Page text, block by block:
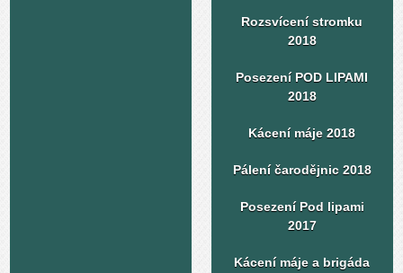
Rozsvícení stromku
2018
Posezení POD LIPAMI
2018
Kácení máje 2018
Pálení čarodějnic 2018
Posezení Pod lipami
2017
Kácení máje a brigáda